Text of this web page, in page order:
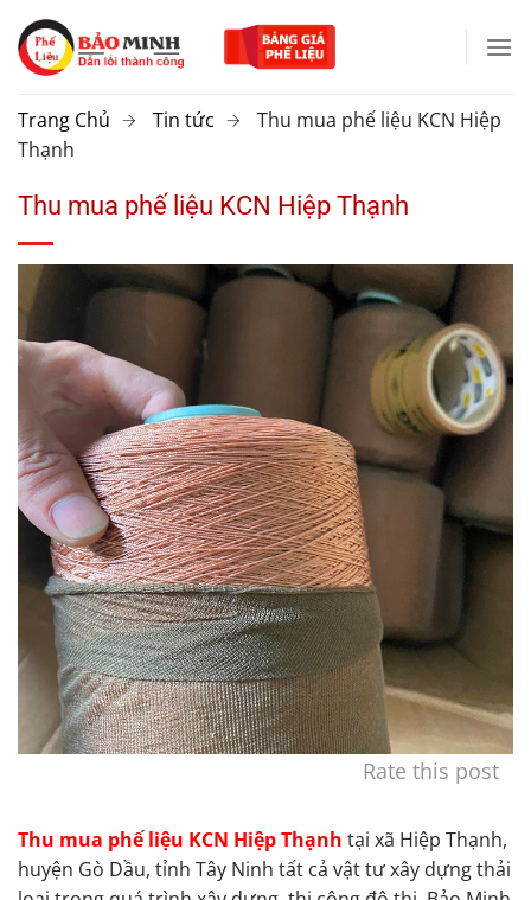
Chuyển
đến
nội
Trang Chủ Tin tức
Thu mua phế liệu KCN Hiệp
Thạnh
Thu mua phế liệu KCN Hiệp Thạnh
Rate this post
Thu mua phế liệu KCN Hiệp Thạnh tại xã Hiệp Thạnh,
huyện Gò Dầu, tỉnh Tây Ninh tất cả vật tư xây dựng thải